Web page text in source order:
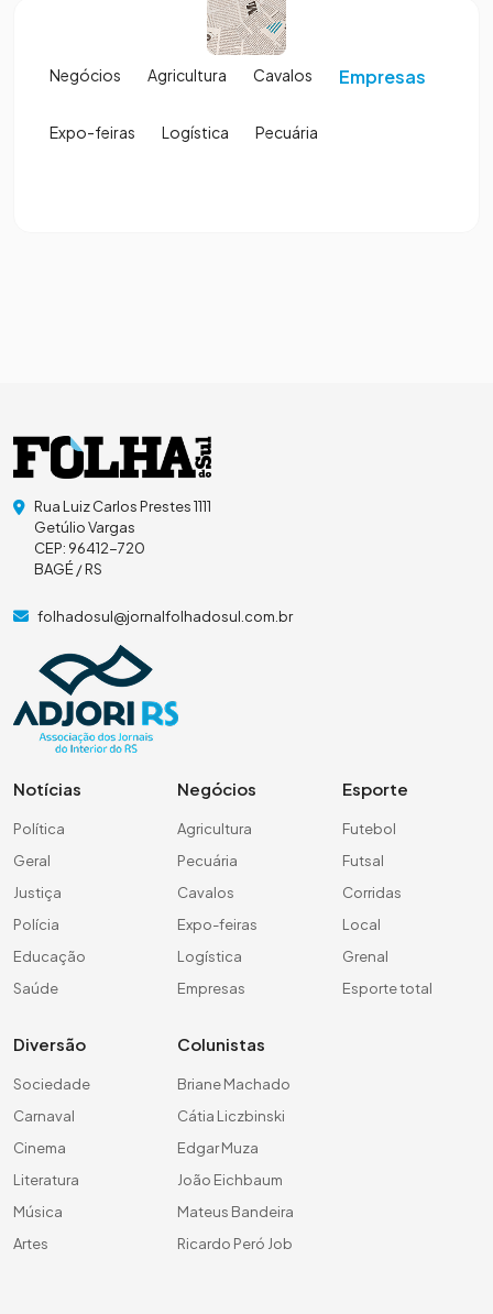
Negócios Agricultura Cavalos Empresas
Expo-feiras Logística Pecuária
Rua Luiz Carlos Prestes 1111
Getúlio Vargas
CEP: 96412-720
BAGÉ / RS
folhadosul@jornalfolhadosul.com.br
Notícias
Política
Geral
Justiça
Polícia
Educação
Saúde
Negócios
Agricultura
Pecuária
Cavalos
Expo-feiras
Logística
Empresas
Esporte
Futebol
Futsal
Corridas
Local
Grenal
Esporte total
Diversão
Sociedade
Carnaval
Cinema
Literatura
Música
Artes
Colunistas
Briane Machado
Cátia Liczbinski
Edgar Muza
João Eichbaum
Mateus Bandeira
Ricardo Peró Job